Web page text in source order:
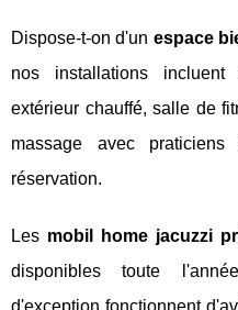
Dispose-t-on d'un espace
nos installations incluent
extérieur chauffé, salle de
massage avec
réservation.
Les mobil home jacuzzi
disponibles toute
d'exception fonctionnent